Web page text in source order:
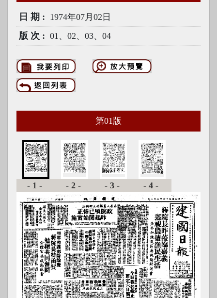
日期 1974年07月02日
版次 01、02、03、04
第01 版
-1- -2- -3- -4-